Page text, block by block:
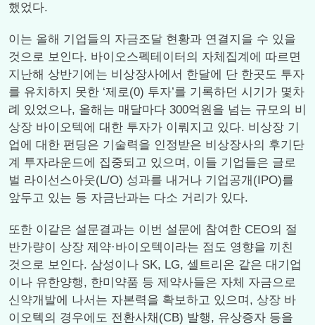
했었다.
이는 올해 기업들의 자금조달 현황과 연결지을 수 있을
것으로 보인다. 바이오스펙테이터의 자체집계에 따르면
지난해 상반기에는 비상장사에서 한달에 단 한곳도 투자
를 유치하지 못한 ‘제로(0) 투자’를 기록하던 시기가 몇차
례 있었으나, 올해는 매달마다 300억원을 넘는 규모의 비
상장 바이오텍에 대한 투자가 이뤄지고 있다. 비상장 기
업에 대한 펀딩은 기술력을 인정받은 비상장사의 후기단
계 투자라운드에 집중되고 있으며, 이들 기업들은 글로
벌 라이선스아웃(L/O) 성과를 내거나 기업공개(IPO)를
앞두고 있는 등 자금난과는 다소 거리가 있다.
또한 이같은 설문결과는 이번 설문에 참여한 CEO의 절
반가량이 상장 제약·바이오텍이라는 점도 영향을 끼친
것으로 보인다. 삼성이나 SK, LG, 셀트리온 같은 대기업
이나 유한양행, 한미약품 등 제약사들은 자체 자금으로
신약개발에 나서는 자본력을 확보하고 있으며, 상장 바
이오텍의 경우에도 전환사채(CB) 발행, 유상증자 등을